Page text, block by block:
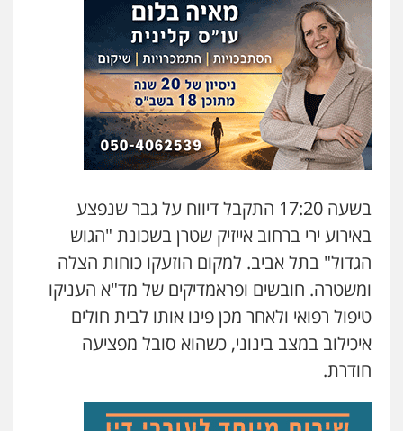
גיל דביר – משרד עורכי דין
פלילי פשיעה כלכלית צווארון לבן
0506217771
סלימאן אבו שעירה – משרד עורכי דין
פלילי בטחוני צבאי נזיקין
עו"ד אסף גונן
פלילי פשע חמור תעבורה צבא מעצרים
וחקירות
0542255161
גל דהן – משרד עורך דין פלילי
בשעה 17:20 התקבל דיווח על גבר שנפצע
באירוע ירי ברחוב אייזיק שטרן בשכונת "הגוש
הגדול" בתל אביב. למקום הוזעקו כוחות הצלה
ומשטרה. חובשים ופראמדיקים של מד"א העניקו
טיפול רפואי ולאחר מכן פינו אותו לבית חולים
איכילוב במצב בינוני, כשהוא סובל מפציעה
חודרת.